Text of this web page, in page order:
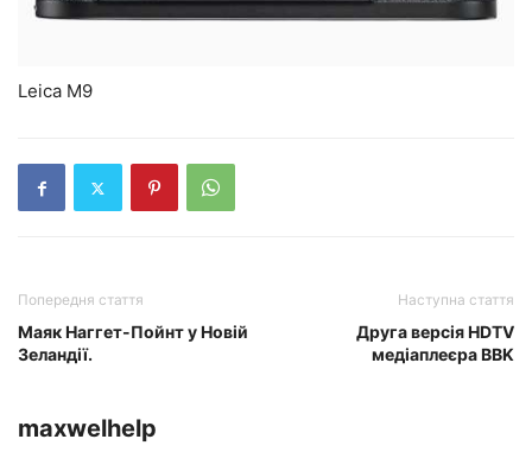
Leica M9
Попередня стаття
Маяк Наггет-Пойнт у Новій
Зеландії.
Наступна стаття
Друга версія HDTV
медіаплеєра BBK
maxwelhelp